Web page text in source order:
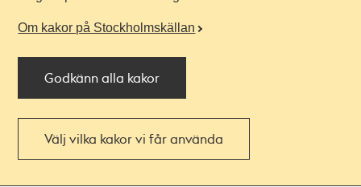
Om kakor på Stockholmskällan
Godkänn alla kakor
Välj vilka kakor vi får använda